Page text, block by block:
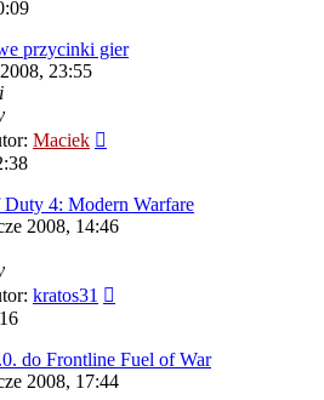
przycinki gier
23:55
Maciek
4: Modern Warfare
2008, 14:46
kratos31
do Frontline Fuel of War
2008, 17:44